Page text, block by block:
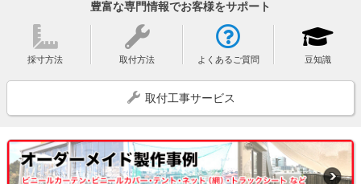
豊富な専門情報でお客様をサポート
採寸方法 取付方法 よくあるご質問 豆知識
取付工事サービス